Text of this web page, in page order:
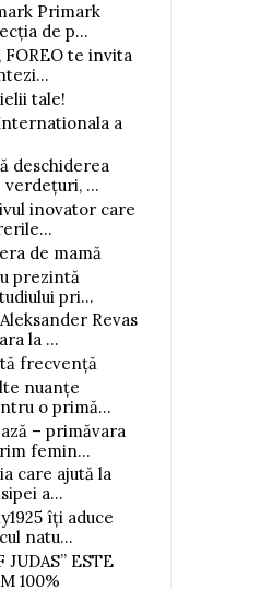
Primark
de p...
te invita
tale!
a
deschiderea
verdețuri, ...
inovator care
de mamă
prezintă
pri...
Revas
la ...
frecvență
nuanțe
o primă...
– primăvara
femin...
care ajută la
a...
îți aduce
natu...
ESTE
100%